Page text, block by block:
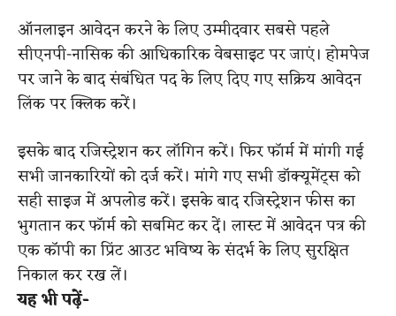
ऑनलाइन आवेदन करने के लिए उम्मीदवार सबसे पहले
सीएनपी-नासिक की आधिकारिक वेबसाइट पर जाएं। होमपेज
पर जाने के बाद संबंधित पद के लिए दिए गए सक्रिय आवेदन
लिंक पर क्लिक करें।
इसके बाद रजिस्ट्रेशन कर लॉगिन करें। फिर फॉर्म में मांगी गई
सभी जानकारियों को दर्ज करें। मांगे गए सभी डॉक्यूमेंट्स को
सही साइज में अपलोड करें। इसके बाद रजिस्ट्रेशन फीस का
भुगतान कर फॉर्म को सबमिट कर दें। लास्ट में आवेदन पत्र की
एक कॉपी का प्रिंट आउट भविष्य के संदर्भ के लिए सुरक्षित
निकाल कर रख लें।
यह भी पढ़ें-